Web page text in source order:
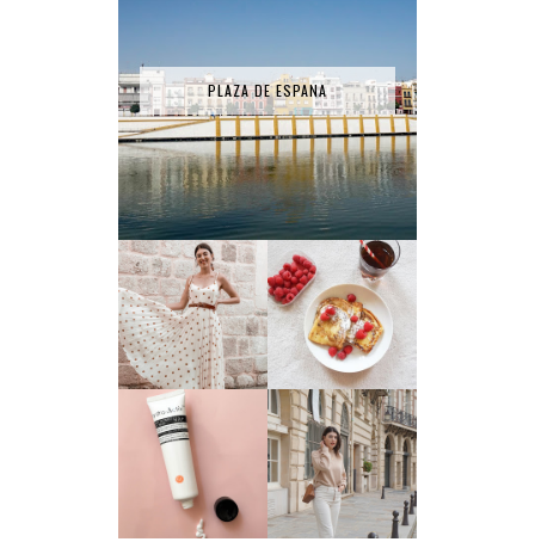
PLAZA DE ESPANA
LA ROBE SÉZANE
RECETTE - PAIN
PERDU
TEST PRODUIT #1
: HYDRA ACTIV
SMART NUTRIENT
DAY DREAM - FIGS
& ROUGE
3 TENUES
PORTÉES CE MOIS
#JANVIER